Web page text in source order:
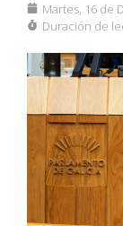
Martes, 16 de
Duración de